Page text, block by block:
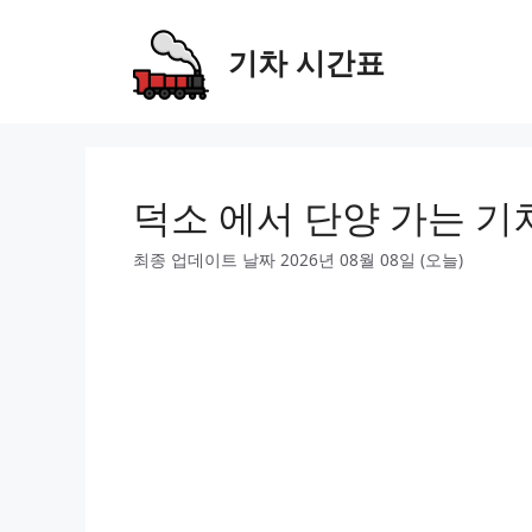
기차 시간표
덕소 에서 단양 가는 기
최종 업데이트 날짜 2026년 08월 08일 (오늘)